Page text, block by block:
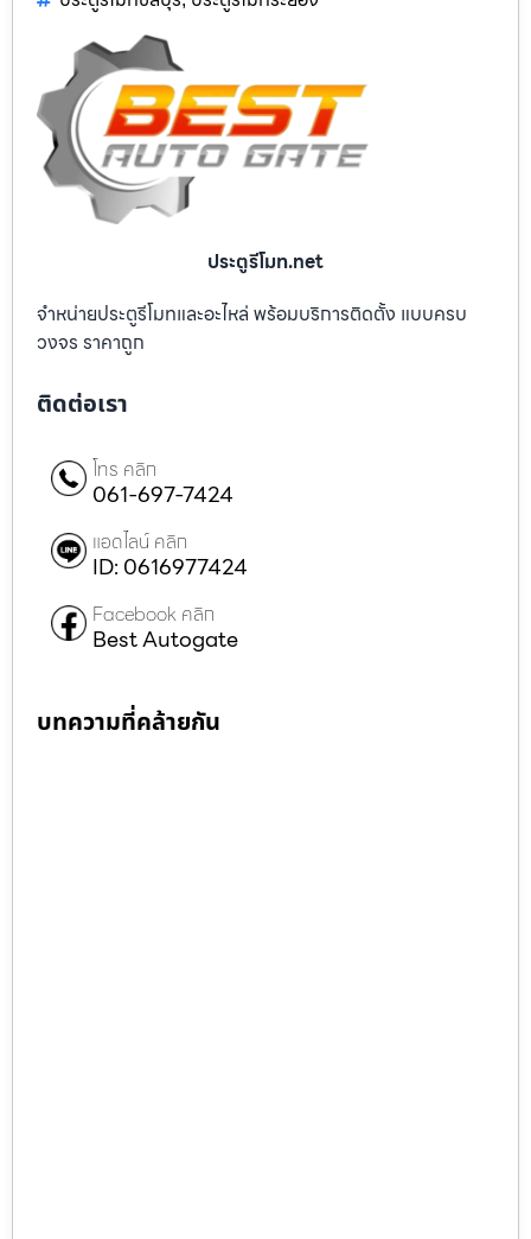
ประตูรีโมท.net
จำหน่ายประตูรีโมทและอะไหล่ พร้อมบริการติดตั้ง แบบครบ
วงจร ราคาถูก
ติดต่อเรา
โทร คลิก
061-697-7424
แอดไลน์ คลิก
ID: 0616977424
Facebook คลิก
Best Autogate
บทความที่คล้ายกัน